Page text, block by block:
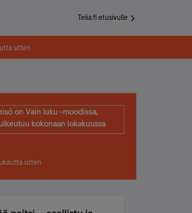
Telia.fi etusivulle
sitten
on Vain luku -moodissa,
kokonaan lokakuussa
sitten